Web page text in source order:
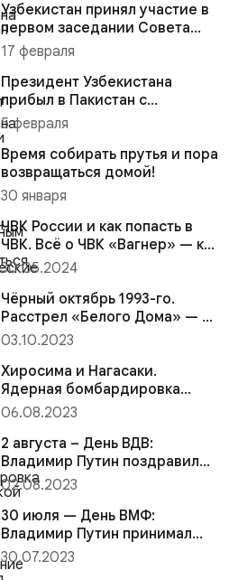
Узбекистан принял участие в
первом заседании Совета
мира, а визит в Вашингто...
17 февраля
Президент Узбекистана
прибыл в Пакистан с
официальным визитом
5 февраля
Время собирать прутья и пора
возвращаться домой!
30 января
ЧВК России и как попасть в
ЧВК. Всё о ЧВК «Вагнер» — кто
это и о ЧВК на Укра...
30.05.2024
Чёрный октябрь 1993-го.
Расстрел «Белого Дома» — в
шаге от гражданской войны...
03.10.2023
Хиросима и Нагасаки.
Ядерная бомбардировка
Японии — военное
06.08.2023
2 августа – День ВДВ:
Владимир Путин поздравил
десантников с праздником
02.08.2023
30 июля — День ВМФ:
Владимир Путин принимал
Главный Военно-Морской
Парад в С...
30.07.2023